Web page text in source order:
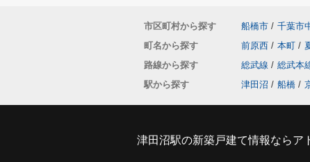
市区町村から探す 船橋市 / 千葉市
町名から探す
前原西 / 本町 /
路線から探す
総武線 / 総武本
駅から探す
津田沼 / 船橋 /
津田沼駅の新築戸建て情報ならア